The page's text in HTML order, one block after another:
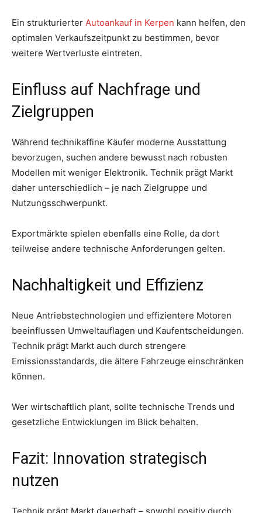
Ein strukturierter Autoankauf in Kerpen kann helfen, den
optimalen Verkaufszeitpunkt zu bestimmen, bevor
weitere Wertverluste eintreten.
Einfluss auf Nachfrage und
Zielgruppen
Während technikaffine Käufer moderne Ausstattung
bevorzugen, suchen andere bewusst nach robusten
Modellen mit weniger Elektronik. Technik prägt Markt
daher unterschiedlich – je nach Zielgruppe und
Nutzungsschwerpunkt.
Exportmärkte spielen ebenfalls eine Rolle, da dort
teilweise andere technische Anforderungen gelten.
Nachhaltigkeit und Effizienz
Neue Antriebstechnologien und effizientere Motoren
beeinflussen Umweltauflagen und Kaufentscheidungen.
Technik prägt Markt auch durch strengere
Emissionsstandards, die ältere Fahrzeuge einschränken
können.
Wer wirtschaftlich plant, sollte technische Trends und
gesetzliche Entwicklungen im Blick behalten.
Fazit: Innovation strategisch
nutzen
Technik prägt Markt dauerhaft – sowohl positiv durch